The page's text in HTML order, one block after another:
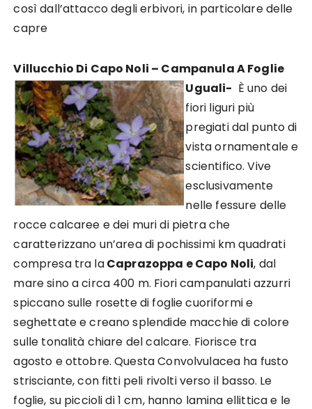
così dall’attacco degli erbivori, in particolare delle
capre
Villucchio Di Capo Noli – Campanula A Foglie
Uguali- È uno dei
fiori liguri più
pregiati dal punto di
vista ornamentale e
scientifico. Vive
esclusivamente
nelle fessure delle
rocce calcaree e dei muri di pietra che
caratterizzano un’area di pochissimi km quadrati
compresa tra laCaprazoppa e Capo Noli, dal
mare sino a circa 400 m. Fiori campanulati azzurri
spiccano sulle rosette di foglie cuoriformi e
seghettate e creano splendide macchie di colore
sulle tonalità chiare del calcare. Fiorisce tra
agosto e ottobre. Questa Convolvulacea ha fusto
strisciante, con fitti peli rivolti verso il basso. Le
foglie, su piccioli di 1 cm, hanno lamina ellittica e le